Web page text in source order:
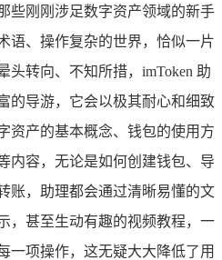
些刚刚涉足数字资产领域的新手
语、操作复杂的世界，恰似一片
头转向、不知所措，imToken 助
的导游，它会以极其耐心和细致
资产的基本概念、钱包的使用方
内容，无论是如何创建钱包、导
账，助理都会通过清晰易懂的文
，甚至生动有趣的视频教程，一
一项操作，这无疑大大降低了用